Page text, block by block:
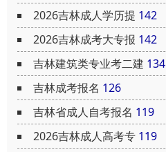
2026吉林成人学历提 142
2026吉林成考大专报 142
吉林建筑类专业考二建 134
吉林成考报名 126
吉林省成人自考报名 119
2026吉林成人高考专 119